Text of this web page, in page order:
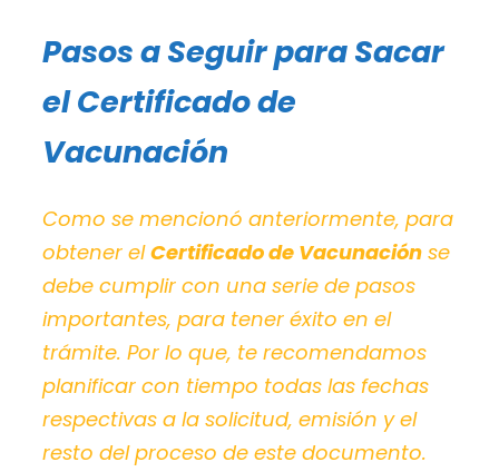
Pasos a Seguir para Sacar
el Certificado de
Vacunación
Como se mencionó anteriormente, para
obtener elCertificado de Vacunación se
debe cumplir con una serie de pasos
importantes, para tener éxito en el
trámite. Por lo que, te recomendamos
planificar con tiempo todas las fechas
respectivas a la solicitud, emisión y el
resto del proceso de este documento.